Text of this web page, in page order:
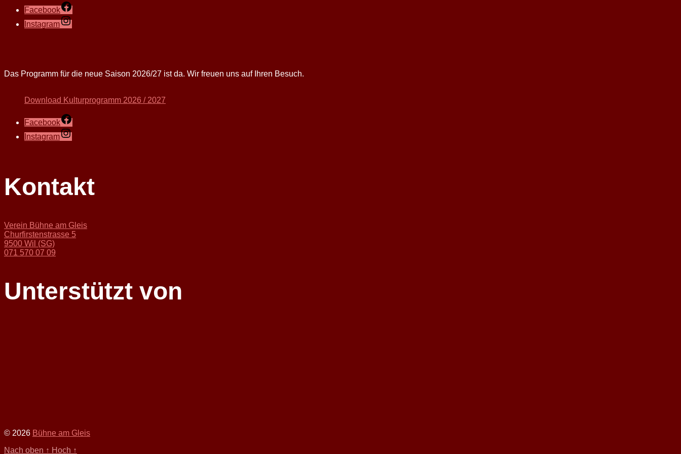
Facebook
Instagram
Das Programm für die neue Saison 2026/27 ist da. Wir freuen uns auf Ihren Besuch.
Download Kulturprogramm 2026 / 2027
Facebook
Instagram
Kontakt
Verein Bühne am Gleis
Churfirstenstrasse 5
9500 Wil (SG)
071 570 07 09
Unterstützt von
© 2026 Bühne am Gleis
Nach oben ↑ Hoch ↑